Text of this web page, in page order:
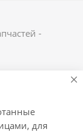
-
для